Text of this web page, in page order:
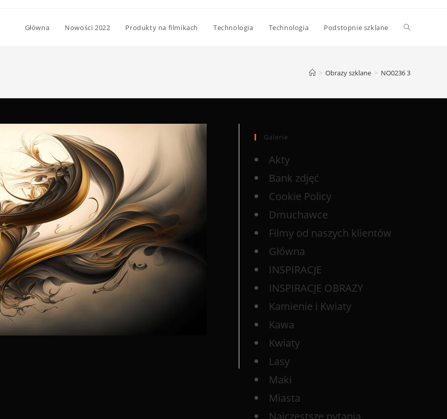
Główna Nowości 2022 Produkty na filmikach Technologia Technologia Podstopnie szklane
> Obrazy szklane > NO0236 3
Galerie
Akty
Bank zdjęć
Cookie Policy
Dmuchawce
Filmy od naszych klientów
Główna
INSPIRACJE
INSPIRACJE OBRAZY
Kamienie i Kwiaty
Kawa
Kwiaty
Lasy
Maki
Miasta
Najczęstsze pytania.